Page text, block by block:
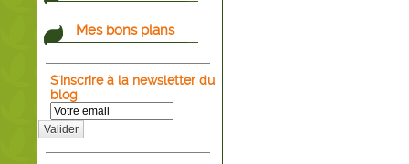
Mes bons plans
S'inscrire à la newsletter du
blog
Valider